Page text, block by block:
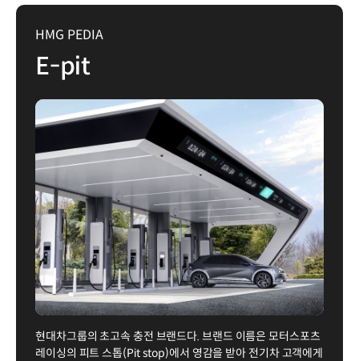
HMG PEDIA
E-pit
현대차그룹의 초고속 충전 브랜드다. 브랜드 이름은 모터스포츠
레이싱의 피트 스톱(Pit stop)에서 영감을 받아 전기차 고객에게